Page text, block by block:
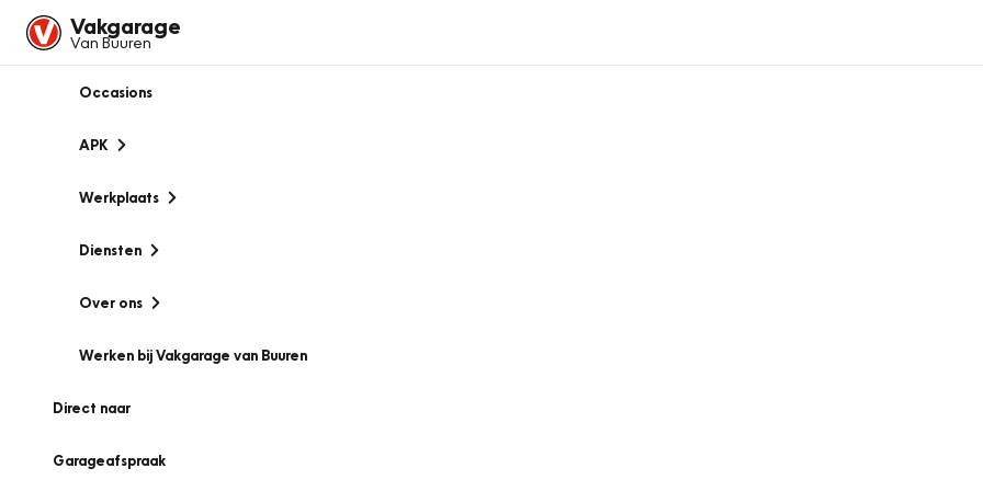
Vakgarage
Van Buuren
Occasions
APK
Werkplaats
Diensten
Over ons
Werken bij Vakgarage van Buuren
Direct naar
Garageafspraak